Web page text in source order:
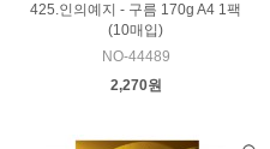
425.인의예지 - 구름 170g A4 1팩
(10매입)
NO-44489
2,270원